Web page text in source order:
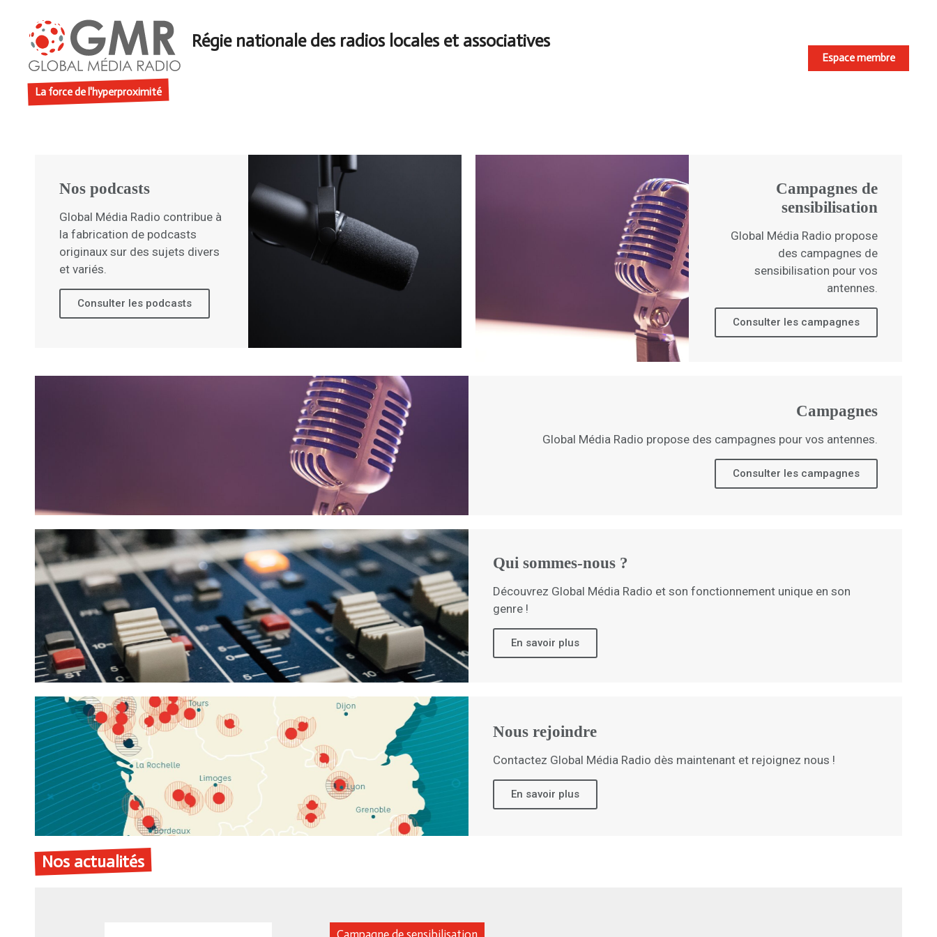
La force de l'hyperproximité
Espace membre
Nos podcasts
Global Média Radio contribue à
la fabrication de podcasts
originaux sur des sujets divers
et variés.
Consulter les podcasts
Campagnes de
sensibilisation
Global Média Radio propose
des campagnes de
sensibilisation pour vos
antennes.
Consulter les campagnes
Campagnes
Global Média Radio propose des campagnes pour vos antennes.
Consulter les campagnes
Qui sommes-nous ?
Découvrez Global Média Radio et son fonctionnement unique en son
genre !
En savoir plus
Nous rejoindre
Contactez Global Média Radio dès maintenant et rejoignez nous !
En savoir plus
Nos actualités
Campagne de sensibilisation